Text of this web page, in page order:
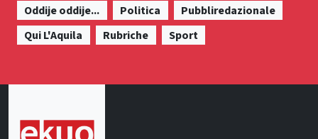
Oddije oddije...
Politica
Pubbliredazionale
Qui L'Aquila
Rubriche Sport